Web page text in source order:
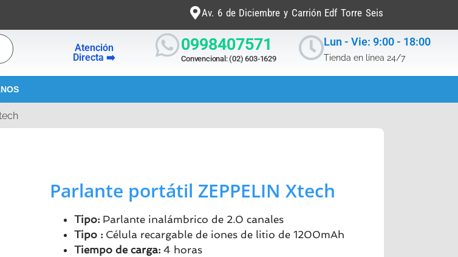
Av. 6 de Diciembre y Carrión Edf Torre Seis
Atención
Directa ➡️
0998407571
Convencional: (02) 603-1629
Lun - Vie: 9:00 - 18:00
Tienda en línea 24/7
Parlante portátil ZEPPELIN Xtech
Tipo:Parlante inalámbrico de 2.0 canales
Tipo :Célula recargable de iones de litio de 1200mAh
Tiempo de carga:4 horas